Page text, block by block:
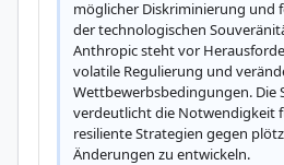
möglicher Diskriminierung und
der technologischen
Anthropic steht vor
volatile Regulierung und
Wettbewerbsbedingungen. Die
verdeutlicht die Notwendigkeit
resiliente Strategien gegen
Änderungen zu entwickeln.